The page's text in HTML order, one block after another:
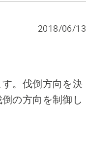
2018/06/13
。伐倒方向を決
の方向を制御し